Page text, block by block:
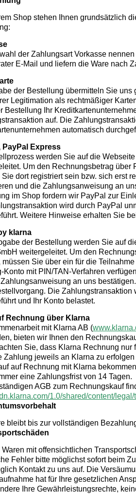
Shop stehen Ihnen grundsätzlich
der Zahlungsart Vorkasse
E-Mail und liefern die Ware nach
der Bestellung übermitteln Sie
Legitimation als rechtmäßiger
Bestellung Ihr
auf. Die
automatisch
PayPal Express
werden Sie auf die
Um den Rechnungsbetrag über
Sie dort registriert sein bzw. sich erst
und die Zahlungsanweisung an
im Shop fordern wir PayPal zur
wird durch PayPal
Weitere Hinweise erhalten Sie
klarna
der Bestellung werden Sie auf
weitergeleitet. Um den
müssen Sie über ein für die
Konto mit PIN/TAN-Verfahren
an uns
Die Zahlungstransaktion
und Ihr Konto belastet.
Rechnung über Klarna
mit Klarna AB (
bieten wir Ihnen den
Sie, dass Klarna Rechnung nur
Zahlung jeweils an Klarna zu erfolgen
auf Rechnung mit Klarna
eine Zahlungsfrist von 14 Tagen.
AGB zum Rechnungskauf
1.0/shared/content/
bleibt bis zur vollständigen
mit offensichtlichen
Fehler bitte möglichst sofort beim
Kontakt zu uns auf. Die
hat für Ihre gesetzlichen
Ihre Gewährleistungsrechte,